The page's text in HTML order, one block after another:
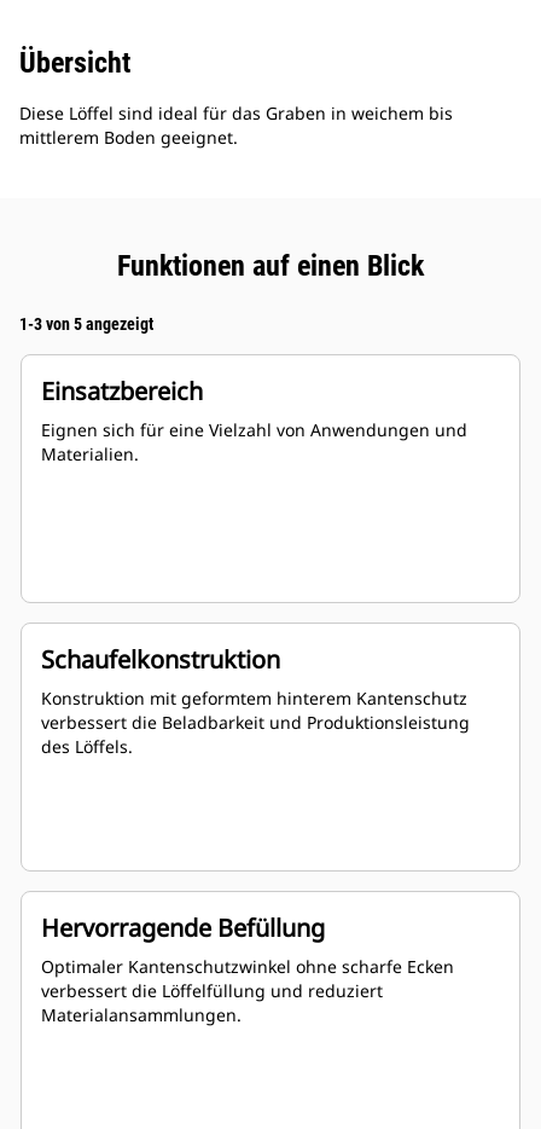
Übersicht
Diese Löffel sind ideal für das Graben in weichem bis
mittlerem Boden geeignet.
Funktionen auf einen Blick
1-3 von 5 angezeigt
Einsatzbereich
Eignen sich für eine Vielzahl von Anwendungen und
Materialien.
Schaufelkonstruktion
Konstruktion mit geformtem hinterem Kantenschutz
verbessert die Beladbarkeit und Produktionsleistung
des Löffels.
Hervorragende Befüllung
Optimaler Kantenschutzwinkel ohne scharfe Ecken
verbessert die Löffelfüllung und reduziert
Materialansammlungen.